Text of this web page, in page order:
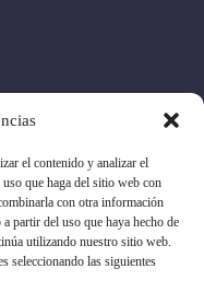
el contenido y analizar el
que haga del sitio web con
con otra información
partir del uso que haya hecho de
utilizando nuestro sitio web.
seleccionando las siguientes
V: 8:30h -